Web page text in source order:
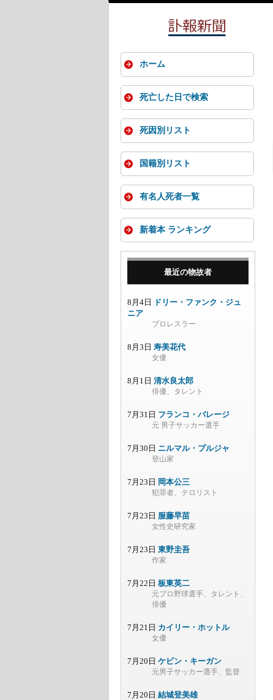
ホーム
死亡した日で検索
死因別リスト
国籍別リスト
有名人死者一覧
新着本 ランキング
最近の物故者
8月4日
ドリー・ファンク・ジュ
ニア
プロレスラー
8月3日 寿美花代
女優
8月1日 清水良太郎
俳優、タレント
7月31日 フランコ・バレージ
元 男子サッカー選手
7月30日 ニルマル・プルジャ
登山家
7月23日 岡本公三
犯罪者、テロリスト
7月23日 服藤早苗
女性史研究家
7月23日 東野圭吾
作家
7月22日 板東英二
元プロ野球選手、タレント、
俳優
7月21日 カイリー・ホットル
女優
7月20日 ケビン・キーガン
元男子サッカー選手、監督
7月20日 結城登美雄